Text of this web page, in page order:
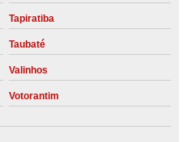
Tapiratiba
Taubaté
Valinhos
Votorantim